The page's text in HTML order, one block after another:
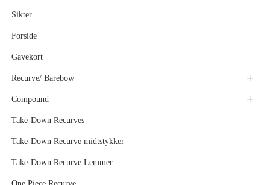
Sikter
Forside
Gavekort
Recurve/ Barebow
Compound
Take-Down Recurves
Take-Down Recurve midtstykker
Take-Down Recurve Lemmer